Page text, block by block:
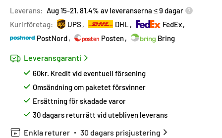
Leverans: Aug 15-21, 81,4% av leveranserna ≤ 9 dagar
Kurirföretag:
UPS DHL
FedEx
PostNord
Posten Bring
Leveransgaranti
60kr. Kredit vid eventuell försening
Omsändning om paketet försvinner
Ersättning för skadade varor
30 dagars returrätt vid utebliven leverans
Enkla returer 30 dagars prisjustering